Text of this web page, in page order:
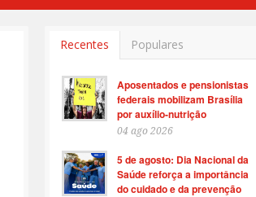
Recentes Populares
Aposentados e pensionistas
federais mobilizam Brasília
por auxílio-nutrição
04 ago 2026
5 de agosto: Dia Nacional da
Saúde reforça a importância
do cuidado e da prevenção